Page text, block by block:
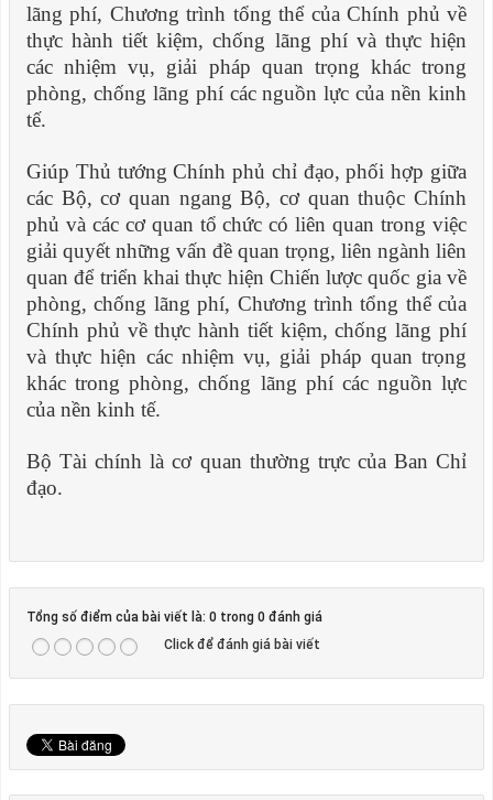
lãng phí, Chương trình tổng thể của Chính phủ về
thực hành tiết kiệm, chống lãng phí và thực hiện
các nhiệm vụ, giải pháp quan trọng khác trong
phòng, chống lãng phí các nguồn lực của nền kinh
tế.
Giúp Thủ tướng Chính phủ chỉ đạo, phối hợp giữa
các Bộ, cơ quan ngang Bộ, cơ quan thuộc Chính
phủ và các cơ quan tổ chức có liên quan trong việc
giải quyết những vấn đề quan trọng, liên ngành liên
quan để triển khai thực hiện Chiến lược quốc gia về
phòng, chống lãng phí, Chương trình tổng thể của
Chính phủ về thực hành tiết kiệm, chống lãng phí
và thực hiện các nhiệm vụ, giải pháp quan trọng
khác trong phòng, chống lãng phí các nguồn lực
của nền kinh tế.
Bộ Tài chính là cơ quan thường trực của Ban Chỉ
đạo.
Tổng số điểm của bài viết là: 0 trong 0 đánh giá
Click để đánh giá bài viết